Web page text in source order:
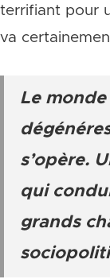
terrifiant pour
va
Le
s’opère.
qui
grands